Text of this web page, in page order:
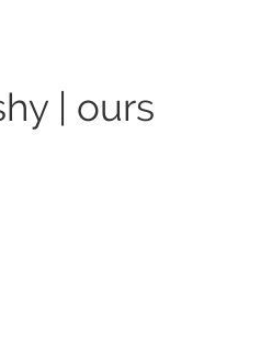
| ours